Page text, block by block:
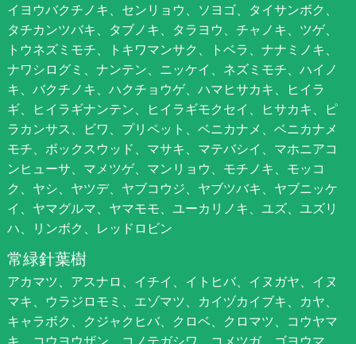
イヨウバクチノキ、センリョウ、ソヨゴ、タイサンボク、
タチカンツバキ、タブノキ、タラヨウ、チャノキ、ツゲ、
トウネズミモチ、トキワマンサク、トベラ、ナナミノキ、
ナワシログミ、ナンテン、ニッケイ、ネズミモチ、ハイノ
キ、バクチノキ、ハクチョウゲ、ハマヒサカキ、ヒイラ
ギ、ヒイラギナンテン、ヒイラギモクセイ、ヒサカキ、ピ
ラカンサス、ビワ、プリペット、ベニカナメ、ベニカナメ
モチ、ボックスウッド、マサキ、マテバシイ、マホニアコ
ンヒューサ、マメツゲ、マンリョウ、モチノキ、モッコ
ク、ヤシ、ヤツデ、ヤブコウジ、ヤブツバキ、ヤブニッケ
イ、ヤマグルマ、ヤマモモ、ユーカリノキ、ユズ、ユズリ
ハ、リンボク、レッドロビン
常緑針葉樹
アカマツ、アスナロ、イチイ、イトヒバ、イヌガヤ、イヌ
マキ、ウラジロモミ、エゾマツ、カイヅカイブキ、カヤ、
キャラボク、クジャクヒバ、クロベ、クロマツ、コウヤマ